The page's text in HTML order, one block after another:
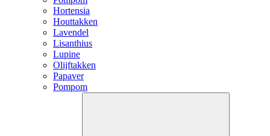
Hortensia
Houttakken
Lavendel
Lisanthius
Lupine
Olijftakken
Papaver
Pompom